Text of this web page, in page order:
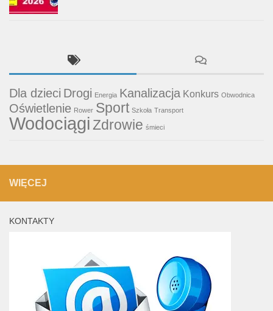
Dla dzieci Drogi Energia Kanalizacja Konkurs Obwodnica
Oświetlenie Rower Sport Szkoła Transport
WodociągiZdrowie śmieci
WIĘCEJ
KONTAKTY